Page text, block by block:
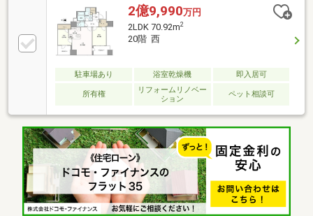
各居住フロアに24時間ゴミ出し可能なダストスペース
あり■梁が少なく効率的な間取り。約7.1畳の洋室もゆ
とりある広さ■別邸のような2階ラウンジも魅力。セカ
ンドハウス・投資用にも適したサイズ感■ホテル至近
らしやすさも兼ね備えています▽ご内覧空室の物件と
なります。当社の諸費用企画は諸費用欄をご参照くだ
さい（他社様物件を含みます）。
2億9,990万円
2LDK 70.92m2
20階 西
駐車場あり 浴室乾燥機 即入居可
所有権
リフォームリノベー
ション
ペット相談可